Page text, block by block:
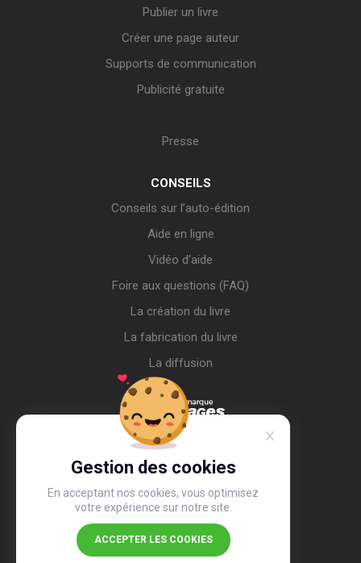
Gestion des cookies
En acceptant nos cookies, vous optimisez
votre expérience sur notre site.
ACCEPTER LES COOKIES
Publier un livre
Créer une page auteur
Supports de communication
Publicité gratuite
Presse
CONSEILS
Conseils sur l’auto-édition
Aide en ligne
Vidéo d’aide
Foire aux questions (FAQ)
La création du livre
La fabrication du livre
La diffusion
4,4